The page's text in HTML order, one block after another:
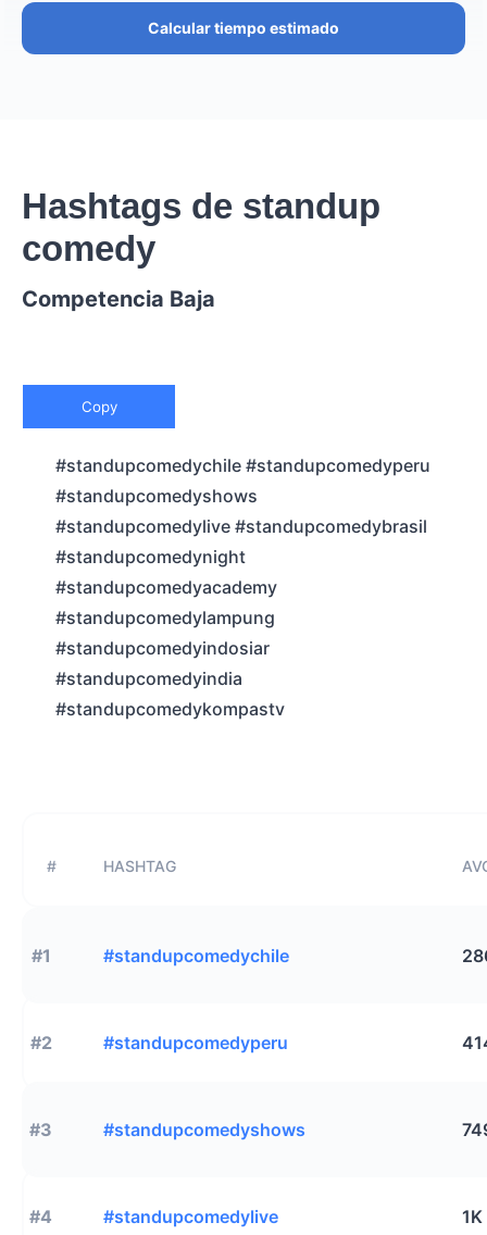
Calcular tiempo estimado
Hashtags de standup
comedy
Competencia Baja
Copy
#standupcomedychile #standupcomedyperu
#standupcomedyshows
#standupcomedylive #standupcomedybrasil
#standupcomedynight
#standupcomedyacademy
#standupcomedylampung
#standupcomedyindosiar
#standupcomedyindia
#standupcomedykompastv
# HASHTAG
#1 #standupcomedychile
#2 #standupcomedyperu
#3 #standupcomedyshows
#4 #standupcomedylive 1K